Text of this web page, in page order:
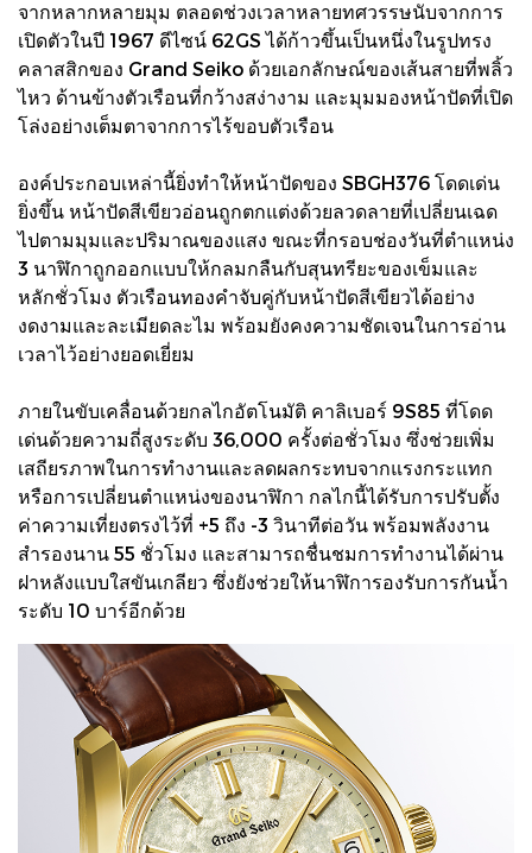
จากหลากหลายมุม ตลอดช่วงเวลาหลายทศวรรษนับจากการ
เปิดตัวในปี 1967 ดีไซน์ 62GS ได้ก้าวขึ้นเป็นหนึ่งในรูปทรง
คลาสสิกของ Grand Seiko ด้วยเอกลักษณ์ของเส้นสายที่พลิ้ว
ไหว ด้านข้างตัวเรือนที่กว้างสง่างาม และมุมมองหน้าปัดที่เปิด
โล่งอย่างเต็มตาจากการไร้ขอบตัวเรือน
องค์ประกอบเหล่านี้ยิ่งทำให้หน้าปัดของ SBGH376 โดดเด่น
ยิ่งขึ้น หน้าปัดสีเขียวอ่อนถูกตกแต่งด้วยลวดลายที่เปลี่ยนเฉด
ไปตามมุมและปริมาณของแสง ขณะที่กรอบช่องวันที่ตำแหน่ง
3 นาฬิกาถูกออกแบบให้กลมกลืนกับสุนทรียะของเข็มและ
หลักชั่วโมง ตัวเรือนทองคำจับคู่กับหน้าปัดสีเขียวได้อย่าง
งดงามและละเมียดละไม พร้อมยังคงความชัดเจนในการอ่าน
เวลาไว้อย่างยอดเยี่ยม
ภายในขับเคลื่อนด้วยกลไกอัตโนมัติ คาลิเบอร์ 9S85 ที่โดด
เด่นด้วยความถี่สูงระดับ 36,000 ครั้งต่อชั่วโมง ซึ่งช่วยเพิ่ม
เสถียรภาพในการทำงานและลดผลกระทบจากแรงกระแทก
หรือการเปลี่ยนตำแหน่งของนาฬิกา กลไกนี้ได้รับการปรับตั้ง
ค่าความเที่ยงตรงไว้ที่ +5 ถึง -3 วินาทีต่อวัน พร้อมพลังงาน
สำรองนาน 55 ชั่วโมง และสามารถชื่นชมการทำงานได้ผ่าน
ฝาหลังแบบใสขันเกลียว ซึ่งยังช่วยให้นาฬิการองรับการกันน้ำ
ระดับ 10 บาร์อีกด้วย